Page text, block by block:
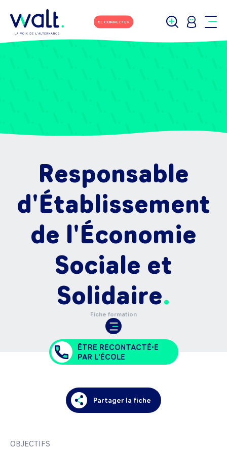
SE CONNECTER
Responsable
d'Établissement
de l'Économie
Sociale et
Solidaire
Fiche formation
ÊTRE RECONTACTÉ•E
PAR L'ÉCOLE
Partager la fiche
OBJECTIFS